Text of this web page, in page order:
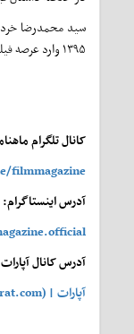
سید محمدرضا
۱۳۹۵ وارد عرصه فیلم‌سازی حرفه‌ای شد.
کانال تلگرام
filmmagazine
آدرس اینستاگرام:
آدرس کانال
آپارات | FilmMagazine.official (aparat.com)